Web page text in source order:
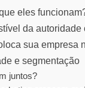
eles
da autoridade
sua empresa
e segmentação
juntos?